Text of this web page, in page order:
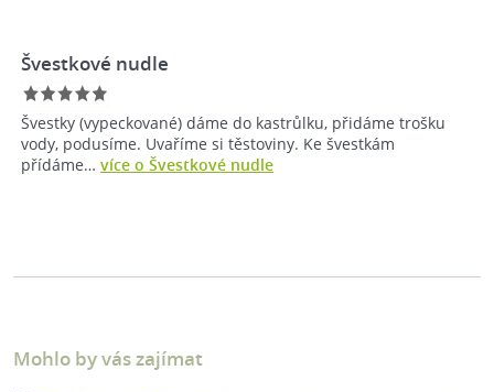
Švestkové nudle
Švestky (vypeckované) dáme do kastrůlku, přidáme trošku
vody, podusíme. Uvaříme si těstoviny. Ke švestkám
přídáme… více o Švestkové nudle
Mohlo by vás zajímat